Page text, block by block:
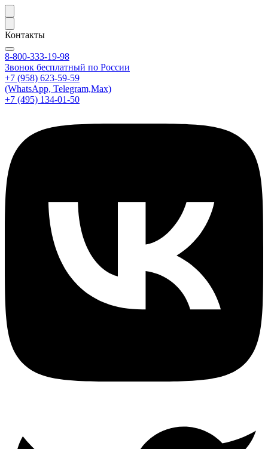
Контакты
8-800-333-19-98
Звонок бесплатный по России
+7 (958) 623-59-59
(WhatsApp, Telegram,Max)
+7 (495) 134-01-50